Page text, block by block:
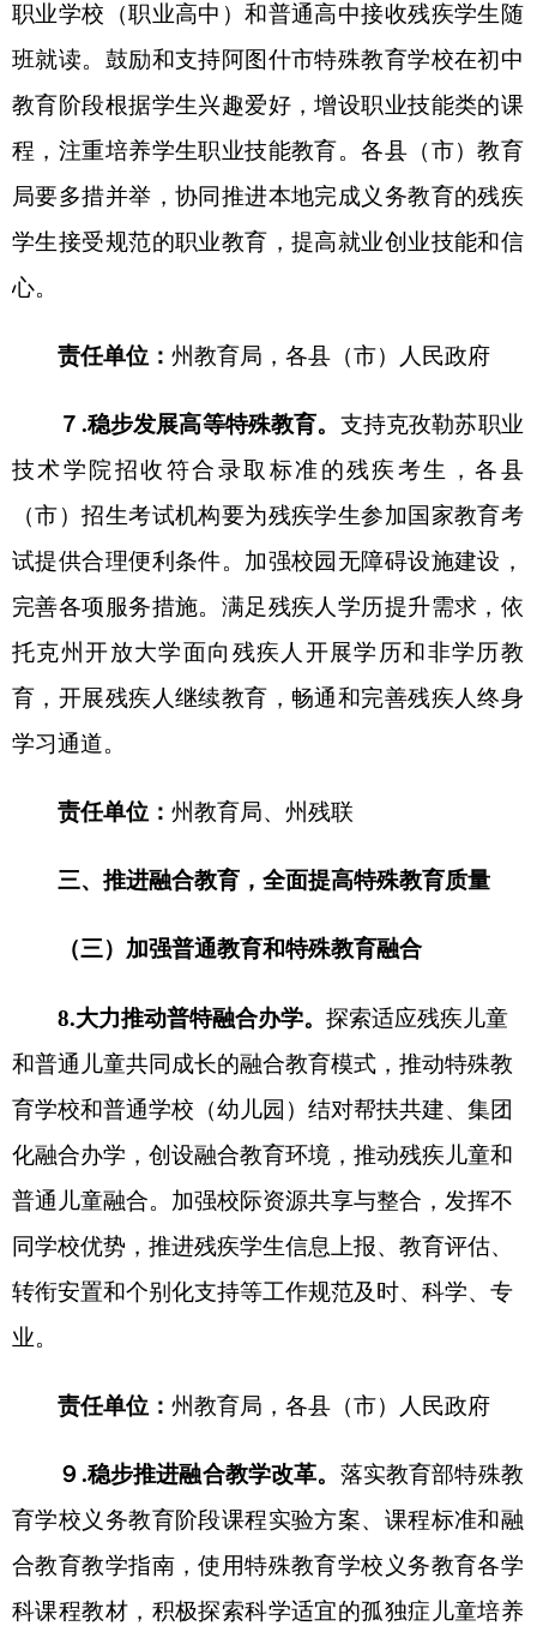
责任单位：州教育局， 各县（市）人民政府
９.稳步推进融合教学改革。落实教育部特殊教
育学校义务教育阶段课程实验方案、课程标准和融
合教育教学指南，使用特殊教育学校义务教育各学
科课程教材， 积极探索科学适宜的孤独症儿童培养
助教陪读制度，为孤独症儿童更好融入普通学校学
习生活提供支持。促进特殊教育公平而有质量的发
计划（ 2021－2025年）》 以阿图什市特殊教育学校
为重点，大力推广使用国家通用手语和国家通用盲
诵读大赛
克州赛区中增设特殊教育组，大力促进推
广国家通用手语。探索推进融合教育教学教研，探
索课程与资源共享机制，提高教育教学质量。
责任单位：州教育局 ，各县（市）人民政府
合教育示范区示范校创建和优秀教育教学案例遴
选，建立完善特殊教育办学质量评价指标体系。
和教师教学基本功展示交流活动。
责任单位：州教育局， 各 县（市）人民政府
四）推动职业教育和特殊教育融合
11.建立普职融合办学机制。
鼓励阿图什市特殊
开设适应残疾学生学习特点和市场需求的专业，积
极探索设置面向智力残疾、多重残疾和孤独症等残
疾学生的专业，同步促进残疾人康复与职业技能提
升，让残疾学生有一技之长，为将来就业创业奠定
责任单位：州教育局，阿图什市人民政府
技能等级证书”制度试点，将证书培训内容有机融入
专业人才培养方案，优化课程设置和教学内容，推
合，提高残疾学生培养的灵活性、适应性、针对
性。
责任单位： 州教育局、克孜勒苏职业技术学